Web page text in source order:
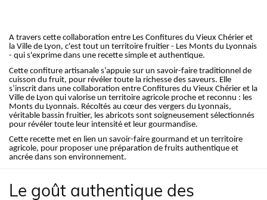
A travers cette collaboration entre Les Confitures du Vieux Chérier et
la Ville de Lyon, c'est tout un territoire fruitier - Les Monts du Lyonnais
- qui s'exprime dans une recette simple et authentique.
Cette confiture artisanale s’appuie sur un savoir-faire traditionnel de
cuisson du fruit, pour révéler toute la richesse des saveurs. Elle
s’inscrit dans une collaboration entre Confitures du Vieux Chérier et la
Ville de Lyon qui valorise un territoire agricole proche et reconnu : les
Monts du Lyonnais. Récoltés au cœur des vergers du Lyonnais,
véritable bassin fruitier, les abricots sont soigneusement sélectionnés
pour révéler toute leur intensité et leur gourmandise.
Cette recette met en lien un savoir-faire gourmand et un territoire
agricole, pour proposer une préparation de fruits authentique et
ancrée dans son environnement.
Le goût authentique des